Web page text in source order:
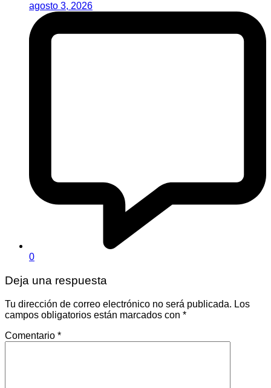
agosto 3, 2026
0
Deja una respuesta
Tu dirección de correo electrónico no será publicada. Los
campos obligatorios están marcados con *
Comentario *